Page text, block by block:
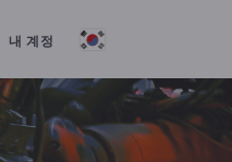
내 계정
제조업체